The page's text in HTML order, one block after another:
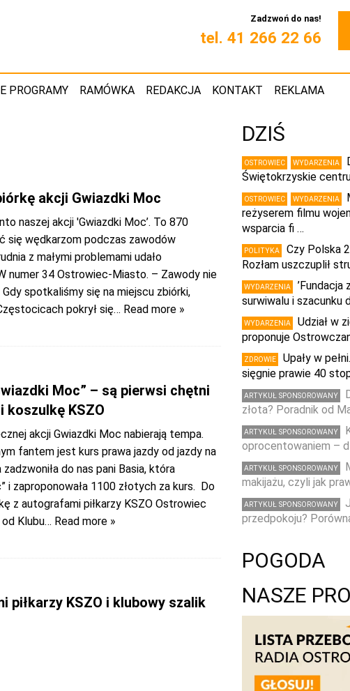
Zadzwoń do nas!
tel. 41 266 22 66
PROGRAMY RAMÓWKA REDAKCJA KONTAKT REKLAMA
akcji Gwiazdki Moc
naszej akcji 'Gwiazdki Moc’. To 870
się wędkarzom podczas zawodów
z małymi problemami udało
numer 34 Ostrowiec-Miasto. – Zawody nie
spotkaliśmy się na miejscu zbiórki,
pokrył się… Read more »
Moc” – są pierwsi chętni
koszulkę KSZO
akcji Gwiazdki Moc nabierają tempa.
fantem jest kurs prawa jazdy od jazdy na
do nas pani Basia, która
i zaproponowała 1100 złotych za kurs. Do
z autografami piłkarzy KSZO Ostrowiec
Klubu… Read more »
piłkarzy KSZO i klubowy szalik
DZIŚ
OSTROWIEC WYDARZENIA
Świętokrzyskie
OSTROWIEC WYDARZENIA
reżyserem filmu
wsparcia fi …
POLITYKA
Czy Polska
Rozłam uszczuplił
WYDARZENIA
’Fundacja
surwiwalu i szacunku
WYDARZENIA
Udział w
proponuje
ZDROWIE
Upały w
sięgnie prawie 40
ARTYKUŁ SPONSOROWANY
złota? Poradnik od
ARTYKUŁ SPONSOROWANY
oprocentowaniem –
ARTYKUŁ SPONSOROWANY
makijażu, czyli jak
ARTYKUŁ SPONSOROWANY
przedpokoju?
POGODA
NASZE